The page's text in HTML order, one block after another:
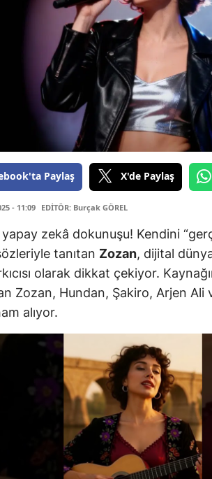
Paylaş X'de Paylaş
- 11:09 EDİTÖR: Burçak GÖREL
zekâ dokunuşu! Kendini
tanıtan Zozan, dijital
olarak dikkat çekiyor.
Zozan, Hundan, Şakiro, Arjen Ali
alıyor.